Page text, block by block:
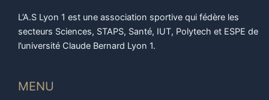
L’A.S Lyon 1 est une association sportive qui fédère les
secteurs Sciences, STAPS, Santé, IUT, Polytech et ESPE de
l’université Claude Bernard Lyon 1.
MENU